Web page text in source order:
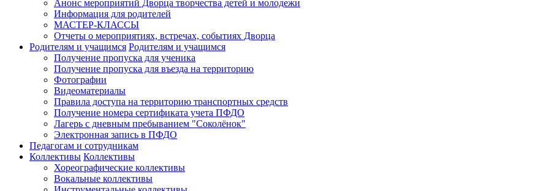
Анонс мероприятий Дворца творчества детей и молодежи
Информация для родителей
МАСТЕР-КЛАССЫ
Отчеты о мероприятиях, встречах, событиях Дворца
Родителям и учащимся Родителям и учащимся
Получение пропуска для ученика
Получение пропуска для въезда на территорию
Фотографии
Видеоматериалы
Правила доступа на территорию транспортных средств
Получение номера сертификата учета ПФДО
Лагерь с дневным пребыванием "Соколёнок"
Электронная запись в ПФДО
Педагогам и сотрудникам
Коллективы Коллективы
Хореографические коллективы
Вокальные коллективы